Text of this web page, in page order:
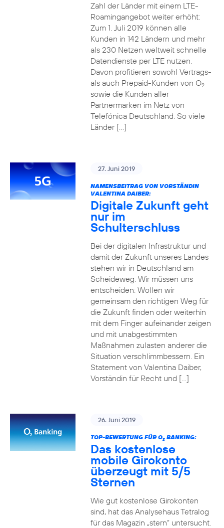
Zahl der Länder mit einem LTE-
Roamingangebot weiter erhöht:
Zum 1. Juli 2019 können alle
Kunden in 142 Ländern und mehr
als 230 Netzen weltweit schnelle
Datendienste per LTE nutzen.
Davon profitieren sowohl Vertrags-
als auch Prepaid-Kunden von O2
sowie die Kunden aller
Partnermarken im Netz von
Telefónica Deutschland. So viele
Länder […]
27. Juni 2019
NAMENSBEITRAG VON VORSTÄNDIN
VALENTINA DAIBER:
Digitale Zukunft geht
nur im
Schulterschluss
Bei der digitalen Infrastruktur und
damit der Zukunft unseres Landes
stehen wir in Deutschland am
Scheideweg. Wir müssen uns
entscheiden: Wollen wir
gemeinsam den richtigen Weg für
die Zukunft finden oder weiterhin
mit dem Finger aufeinander zeigen
und mit unabgestimmten
Maßnahmen zulasten anderer die
Situation verschlimmbessern. Ein
Statement von Valentina Daiber,
Vorständin für Recht und […]
26. Juni 2019
TOP-BEWERTUNG FÜR O2BANKING:
Das kostenlose
mobile Girokonto
überzeugt mit 5/5
Sternen
Wie gut kostenlose Girokonten
sind, hat das Analysehaus Tetralog
für das Magazin „stern“ untersucht.